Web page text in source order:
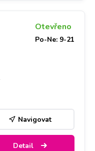
Otevřeno
Po-Ne: 9-21
Navigovat
Detail